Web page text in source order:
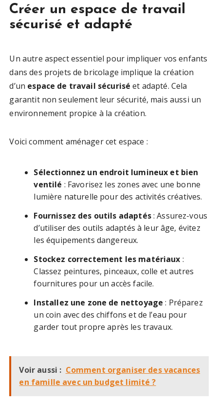
Créer un espace de travail
sécurisé et adapté
Un autre aspect essentiel pour impliquer vos enfants
dans des projets de bricolage implique la création
d’un espace de travail sécurisé et adapté. Cela
garantit non seulement leur sécurité, mais aussi un
environnement propice à la création.
Voici comment aménager cet espace :
Sélectionnez un endroit lumineux et bien
ventilé : Favorisez les zones avec une bonne
lumière naturelle pour des activités créatives.
Fournissez des outils adaptés: Assurez-vous
d’utiliser des outils adaptés à leur âge, évitez
les équipements dangereux.
Stockez correctement les matériaux :
Classez peintures, pinceaux, colle et autres
fournitures pour un accès facile.
Installez une zone de nettoyage : Préparez
un coin avec des chiffons et de l’eau pour
garder tout propre après les travaux.
Voir aussi : Comment organiser des vacances
en famille avec un budget limité ?